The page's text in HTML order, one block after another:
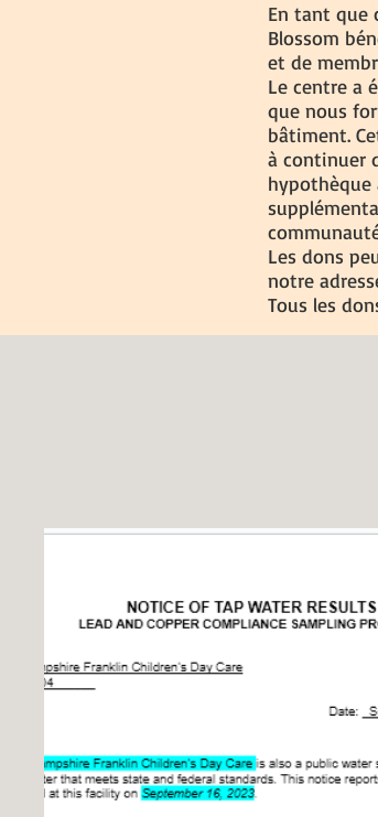
En tant que
Blossom
et de
Le centre a
que nous
bâtiment.
à continuer
hypothèque
Les dons
notre
Tous les